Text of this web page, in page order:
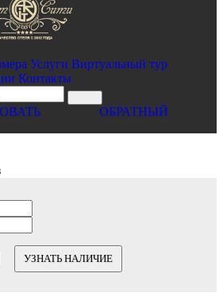
Услуги Виртуальный тур
Контакты
ОБРАТНЫЙ
УЗНАТЬ НАЛИЧИЕ